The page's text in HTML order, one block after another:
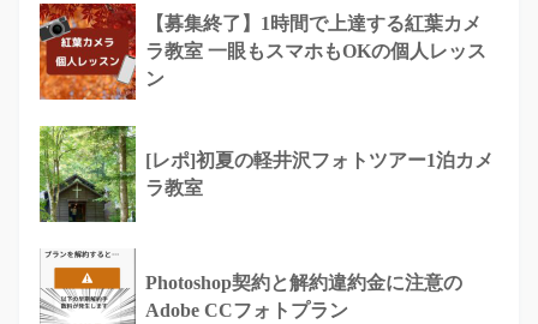
【募集終了】1時間で上達する紅葉カメ
ラ教室 一眼もスマホもOKの個人レッス
ン
[レポ]初夏の軽井沢フォトツアー1泊カメ
ラ教室
Photoshop契約と解約違約金に注意の
Adobe CCフォトプラン